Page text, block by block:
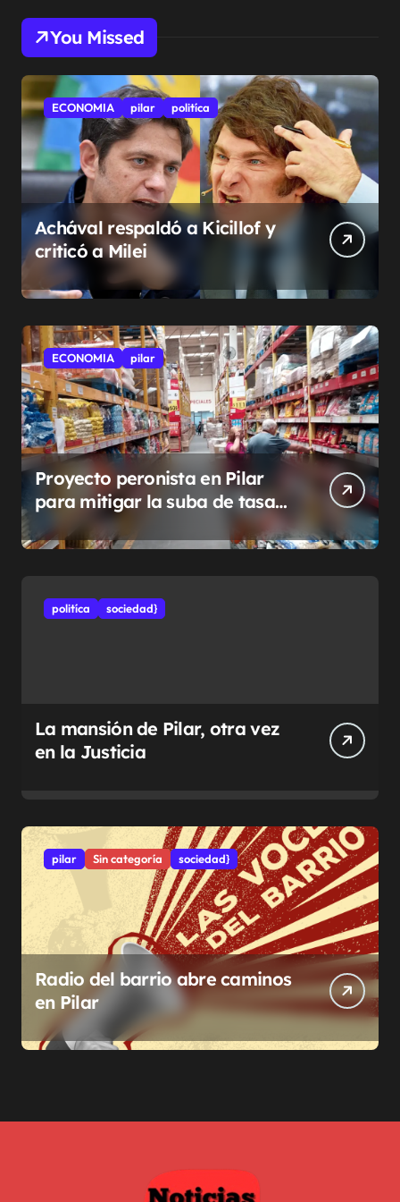
You Missed
ECONOMIA pilar politíca
Achával respaldó a Kicillof y
criticó a Milei
ECONOMIA pilar
Proyecto peronista en Pilar
para mitigar la suba de tasas
municipales
politíca sociedad}
La mansión de Pilar, otra vez
en la Justicia
pilar Sin categoría sociedad}
Radio del barrio abre caminos
en Pilar